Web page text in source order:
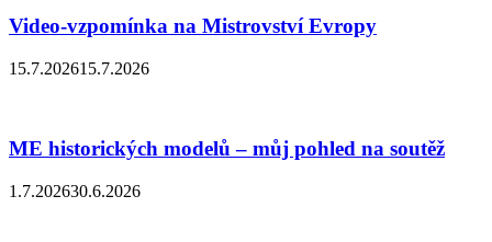
Video-vzpomínka na Mistrovství Evropy
15.7.202615.7.2026
ME historických modelů – můj pohled na soutěž
1.7.202630.6.2026